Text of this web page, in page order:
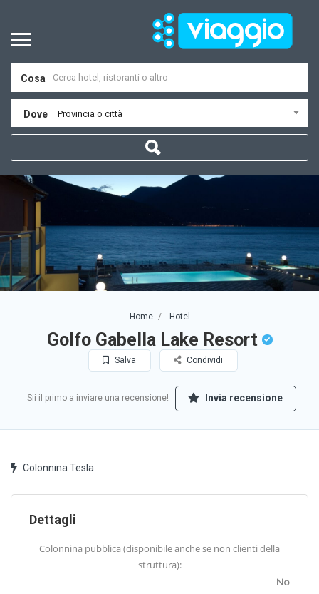
Cosa
Dove Provincia o città
Home Hotel
Golfo Gabella Lake Resort
Salva Condividi
Sii il primo a inviare una recensione! Invia recensione
Colonnina Tesla
Dettagli
Colonnina pubblica (disponibile anche se non clienti della
struttura):
No